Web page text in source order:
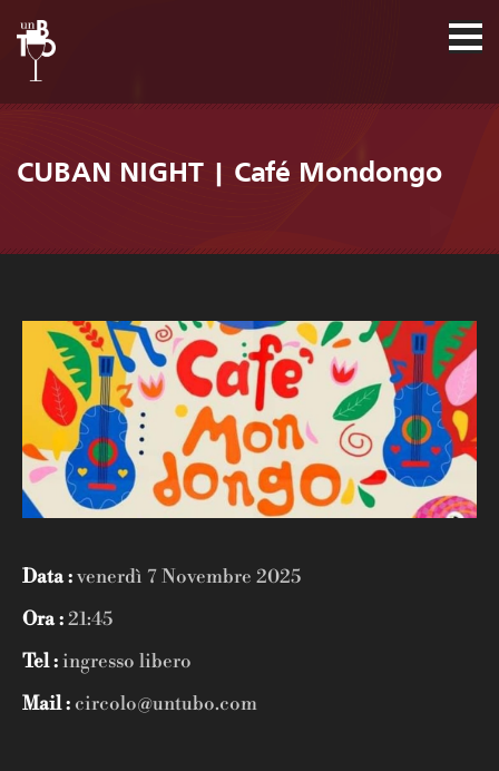
CUBAN NIGHT | Café Mondongo
Data :venerdì 7 Novembre 2025
Ora :21:45
Tel :ingresso libero
Mail : circolo@untubo.com